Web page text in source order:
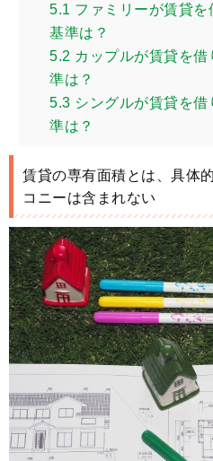
5.1 ファミリーが賃貸
基準は？
5.2 カップルが賃貸を
準は？
5.3 シングルが賃貸を
準は？
賃貸の専有面積とは、具体
コニーは含まれない